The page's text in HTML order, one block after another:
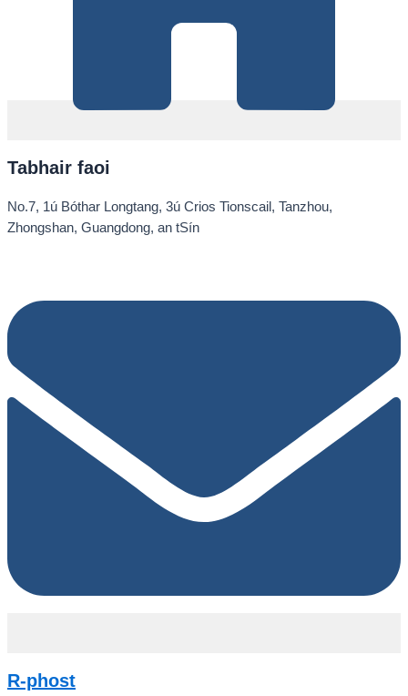
Tabhair faoi
No.7, 1ú Bóthar Longtang, 3ú Crios Tionscail, Tanzhou,
Zhongshan, Guangdong, an tSín
R-phost